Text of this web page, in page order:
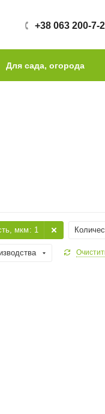
+38 063 200-7-
Для сада, огорода
мкм: 1